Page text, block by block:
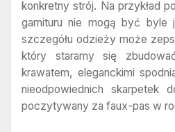
konkretny strój. Na przykład
garnituru nie mogą być byle
szczegółu odzieży może
który staramy się
krawatem, eleganckimi
nieodpowiednich skarpetek
poczytywany za faux-pas w